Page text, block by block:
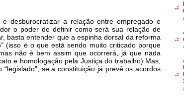
desburocratizar a relação entre empregado e
o poder de definir como será sua relação de
basta entender que a espinha dorsal da reforma
(isso é o que está sendo muito criticado porque
não é bem assim que ocorrerá, já que nada
e homologação pela Justiça do trabalho) Mas,
se a constituição já prevê os acordos